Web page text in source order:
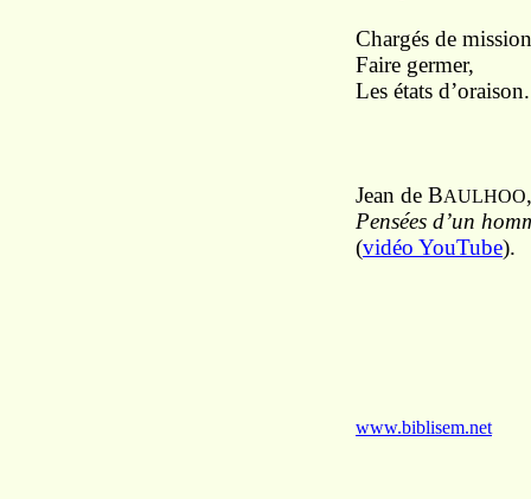
Chargés de
Faire germer,
Les états d’oraison.
Jean de BAULHOO,
Pensées d’un
(vidéo YouTube).
www.biblisem.net